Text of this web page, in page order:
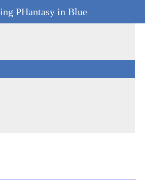
PHantasy in Blue